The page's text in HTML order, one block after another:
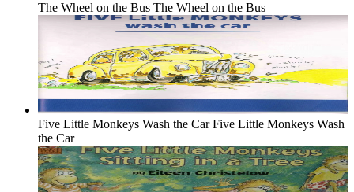
The Wheel on the Bus The Wheel on the Bus
Five Little Monkeys Wash the Car Five Little Monkeys Wash
the Car